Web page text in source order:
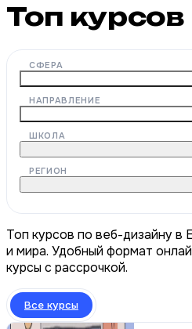
Топ
СФЕРА
НАПРАВЛЕНИЕ
ШКОЛА
РЕГИОН
Топ курсов по веб-дизайну в
и мира. Удобный формат
курсы с рассрочкой.
Все курсы